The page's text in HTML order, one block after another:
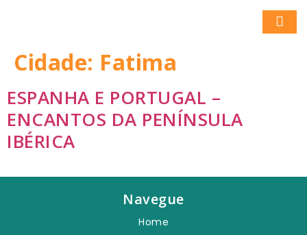
Cidade: Fatima
ESPANHA E PORTUGAL –
ENCANTOS DA PENÍNSULA
IBÉRICA
Navegue
Home